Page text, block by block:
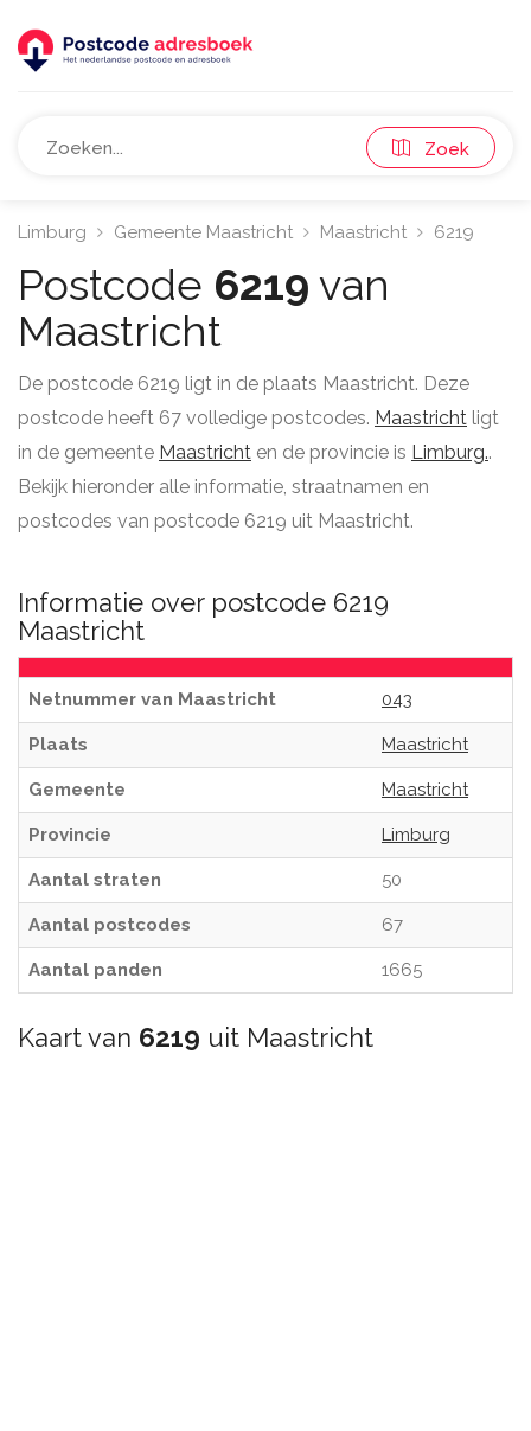
Zoek
Limburg Gemeente Maastricht Maastricht 6219
Postcode 6219 van
Maastricht
De postcode 6219 ligt in de plaats Maastricht. Deze
postcode heeft 67 volledige postcodes. Maastricht ligt
in de gemeente Maastricht en de provincie is Limburg..
Bekijk hieronder alle informatie, straatnamen en
postcodes van postcode 6219 uit Maastricht.
Informatie over postcode 6219
Maastricht
Netnummer van Maastricht 043
Plaats Maastricht
Gemeente Maastricht
Provincie Limburg
Aantal straten 50
Aantal postcodes 67
Aantal panden 1665
Kaart van 6219 uit Maastricht